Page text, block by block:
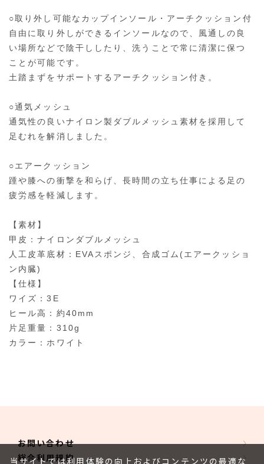
○取り外し可能なカップインソール・アーチクッション付
自由に取り外しができるインソールなので、風通しの良
い場所などで陰干ししたり、洗うことで常に清潔に保つ
ことが可能です。
土踏まずをサポートするアーチクッション付き。
○通気メッシュ
通気性の良いナイロン製ダブルメッシュ素材を採用して
足むれを解消しました。
○エアークッション
踵や膝への衝撃を和らげ、長時間の立ち仕事による足の
疲労感を軽減します。
【素材】
甲皮：ナイロンダブルメッシュ
人工皮革底材：EVAスポンジ、合成ゴム(エアークッショ
ン内臓)
【仕様】
ワイズ：3E
ヒール高：約40mm
片足重量：310g
カラー：ホワイト
お問い合わせ
総合利用規約
当サイトでは利用体験の向上およびコンテンツの最適な